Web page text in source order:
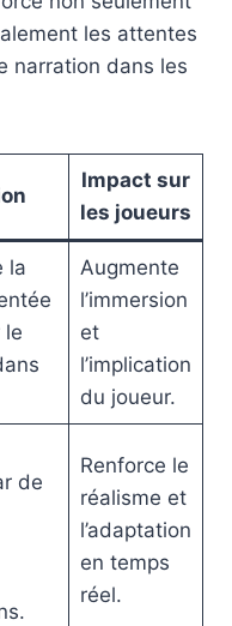
les attentes
narration dans les
Impact sur
les joueurs
la
le
Augmente
l’immersion
et
l’implication
du joueur.
de
Renforce le
réalisme et
l’adaptation
en temps
réel.